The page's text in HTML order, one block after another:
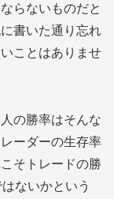
らないものだと
書いた通り忘れ
ことはありませ
の勝率はそんな
ーダーの生存率
そトレードの勝
ないかという